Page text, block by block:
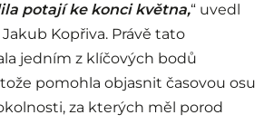
potají ke konci května,“ uvedl
Kopřiva. Právě tato
jedním z klíčových bodů
pomohla objasnit časovou osu
za kterých měl porod